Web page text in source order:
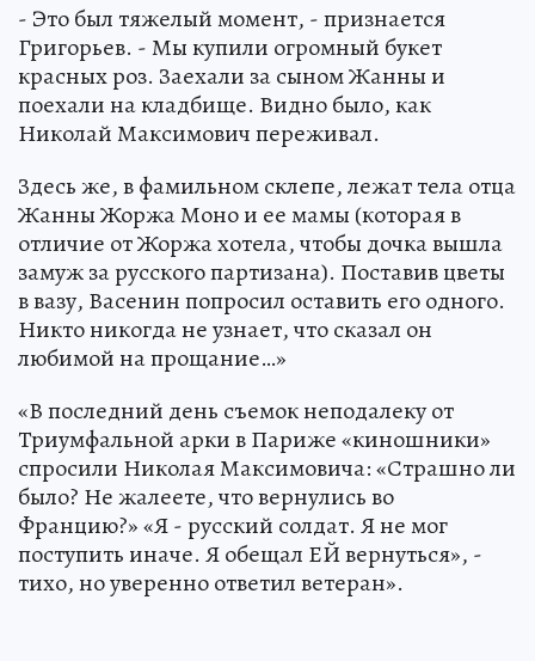
- Это был тяжелый момент, - признается
Григорьев. - Мы купили огромный букет
красных роз. Заехали за сыном Жанны и
поехали на кладбище. Видно было, как
Николай Максимович переживал.
Здесь же, в фамильном склепе, лежат тела отца
Жанны Жоржа Моно и ее мамы (которая в
отличие от Жоржа хотела, чтобы дочка вышла
замуж за русского партизана). Поставив цветы
в вазу, Васенин попросил оставить его одного.
Никто никогда не узнает, что сказал он
любимой на прощание…»
«В последний день съемок неподалеку от
Триумфальной арки в Париже «киношники»
спросили Николая Максимовича: «Страшно ли
было? Не жалеете, что вернулись во
Францию?» «Я - русский солдат. Я не мог
поступить иначе. Я обещал ЕЙ вернуться», -
тихо, но уверенно ответил ветеран».